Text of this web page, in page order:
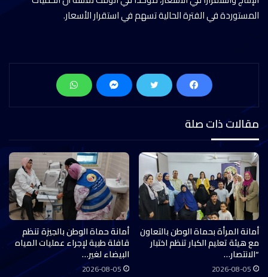
المستوردة في الفترة الحالية تسهم في استقرار الأسعار.
مقالات ذات صلة
أمانة المرأة بحماة الوطن بالتعاون
مع هيئة تعليم الكبار تنظم اختبار
“الانتصار…
2026-08-05
أمانة حماة الوطن بالجيزة تنظم
قافلة طبية لإجراء عمليات المياه
البيضاء لغير…
2026-08-05